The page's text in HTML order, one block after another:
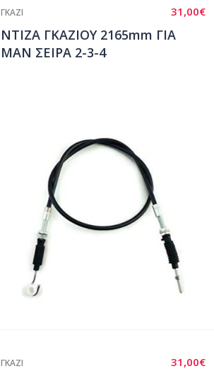
31,00€
ΓΚΑΖΙ
ΝΤΙΖΑ ΓΚΑΖΙΟΥ 2165mm ΓΙΑ
ΜΑΝ ΣΕΙΡΑ 2-3-4
31,00€
ΓΚΑΖΙ